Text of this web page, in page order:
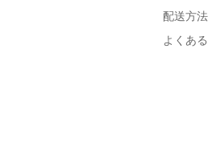
配送方法
よくあ